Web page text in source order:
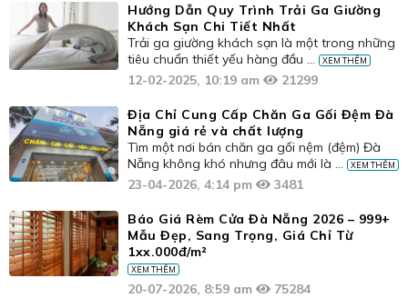
Hướng Dẫn Quy Trình Trải Ga Giường
Khách Sạn Chi Tiết Nhất
Trải ga giường khách sạn là một trong những
tiêu chuẩn thiết yếu hàng đầu ...
XEM THÊM
12-02-2025, 10:19 am 21299
Địa Chỉ Cung Cấp Chăn Ga Gối Đệm Đà
Nẵng giá rẻ và chất lượng
Tìm một nơi bán chăn ga gối nệm (đệm) Đà
Nẵng không khó nhưng đâu mới là ...
XEM THÊM
23-04-2026, 4:14 pm 3481
Báo Giá Rèm Cửa Đà Nẵng 2026 – 999+
Mẫu Đẹp, Sang Trọng, Giá Chỉ Từ
1xx.000đ/m²
XEM THÊM
20-07-2026, 8:59 am 75284